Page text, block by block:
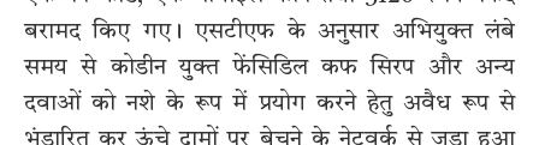
बरामद किए गए। एसटीएफ के अनुसार अभियुक्त लंबे
समय से कोडीन युक्त फेंसिडिल कफ सिरप और अन्य
दवाओं को नशे के रूप में प्रयोग करने हेतु अवैध रूप से
भंडारित कर ऊंचे दामों पर बेचने के नेटवर्क से जुड़ा हुआ